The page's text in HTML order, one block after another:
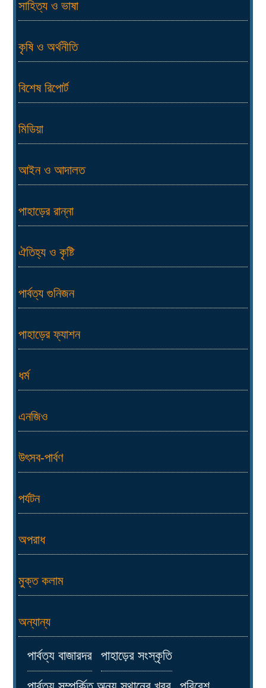
সাহিত্য ও ভাষা
কৃষি ও অর্থনীতি
বিশেষ রিপোর্ট
মিডিয়া
আইন ও আদালত
পাহাড়ের রান্না
ঐতিহ্য ও কৃষ্টি
পার্বত্য গুনিজন
পাহাড়ের ফ্যাশন
ধর্ম
এনজিও
উৎসব-পার্বণ
পর্যটন
অপরাধ
মুক্ত কলাম
অন্যান্য
পার্বত্য বাজারদর পাহাড়ের সংস্কৃতি